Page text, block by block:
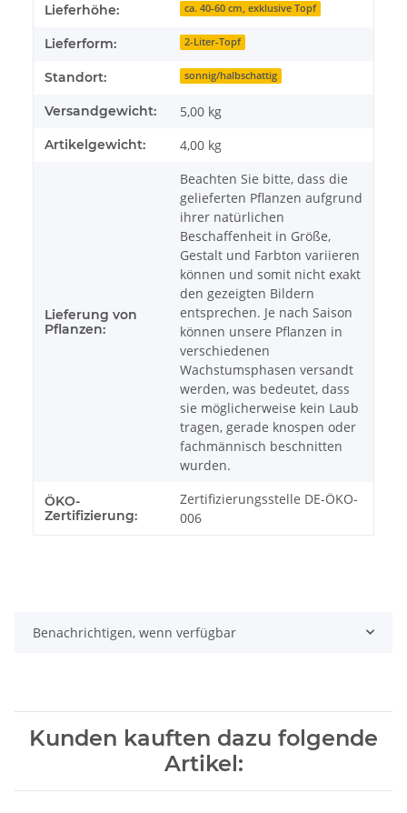
Lieferhöhe: ca. 40-60 cm, exklusive Topf
Lieferform: 2-Liter-Topf
Standort: sonnig/halbschattig
Versandgewicht: 5,00 kg
Artikelgewicht: 4,00 kg
Lieferung von
Pflanzen:
Beachten Sie bitte, dass die
gelieferten Pflanzen aufgrund
ihrer natürlichen
Beschaffenheit in Größe,
Gestalt und Farbton variieren
können und somit nicht exakt
den gezeigten Bildern
entsprechen. Je nach Saison
können unsere Pflanzen in
verschiedenen
Wachstumsphasen versandt
werden, was bedeutet, dass
sie möglicherweise kein Laub
tragen, gerade knospen oder
fachmännisch beschnitten
wurden.
ÖKO-
Zertifizierung:
Zertifizierungsstelle DE-ÖKO-
006
Benachrichtigen, wenn verfügbar
Kunden kauften dazu folgende
Artikel: